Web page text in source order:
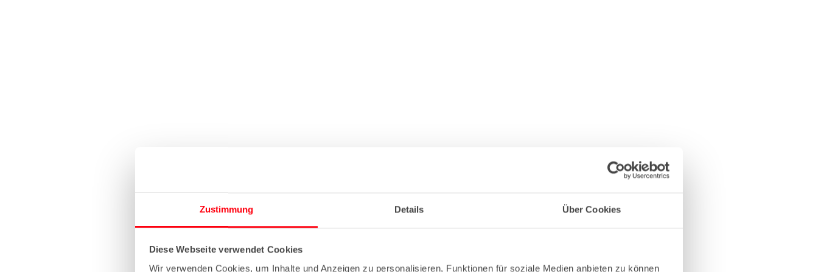
Zustimmung Details Über Cookies
Diese Webseite verwendet Cookies
Wir verwenden Cookies, um Inhalte und Anzeigen zu personalisieren, Funktionen für soziale Medien anbieten zu können